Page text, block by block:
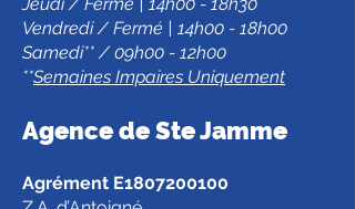
Vendredi / Fermé | 14h00 - 18h00
Samedi** / 09h00 - 12h00
**Semaines Impaires Uniquement
Agence de Ste Jamme
Agrément E1807200100